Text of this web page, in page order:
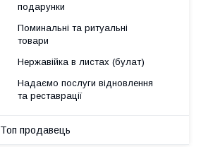
подарунки
Поминальні та ритуальні
товари
Нержавійка в листах (булат)
Надаємо послуги відновлення
та реставрації
Топ продавець